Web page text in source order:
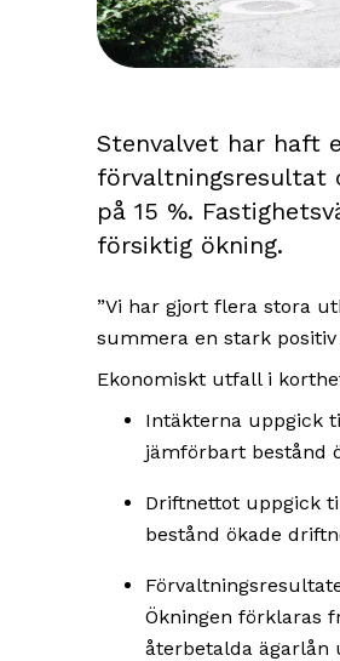
Stenvalvet har haft
förvaltningsresultat
på 15 %.
försiktig ökning.
”Vi har gjort flera stora
summera en stark
Ekonomiskt utfall i
Intäkterna uppgick
jämförbart bestånd
Driftnettot uppgick
bestånd ökade
Ökningen förklaras
återbetalda ägarlån